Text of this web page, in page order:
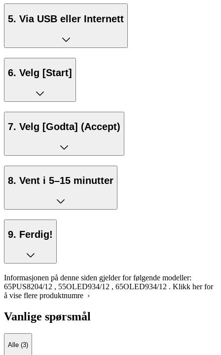
5. Via USB eller Internett
6. Velg [Start]
7. Velg [Godta] (Accept)
8. Vent i 5–15 minutter
9. Ferdig!
Informasjonen på denne siden gjelder for følgende modeller:
65PUS8204/12 , 55OLED934/12 , 65OLED934/12 . Klikk her for
å vise flere produktnumre ›
Vanlige spørsmål
Alle (3)